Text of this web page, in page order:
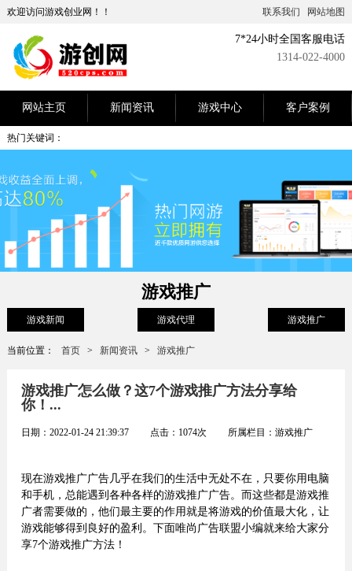
欢迎访问游戏创业网！！ 联系我们 网站地图
7*24小时全国客服电话
1314-022-4000
网站主页 新闻资讯 游戏中心 客户案例
热门关键词：
游戏推广
游戏新闻 游戏代理 游戏推广
当前位置： 首页 > 新闻资讯 > 游戏推广
游戏推广怎么做？这7个游戏推广方法分享给
你！...
日期： 2022-01-24 21:39:37点击： 1074次 所属栏目： 游戏推广
现在游戏推广广告几乎在我们的生活中无处不在，只要你用电脑
和手机，总能遇到各种各样的游戏推广广告。而这些都是游戏推
广者需要做的，他们最主要的作用就是将游戏的价值最大化，让
游戏能够得到良好的盈利。下面唯尚广告联盟小编就来给大家分
享7个游戏推广方法！